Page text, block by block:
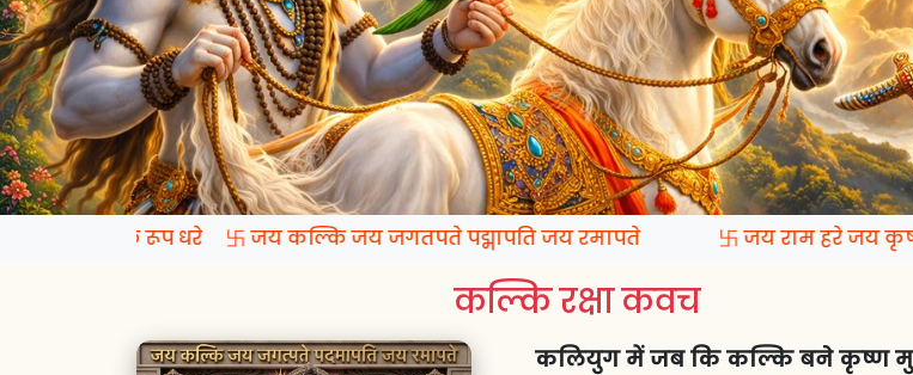
कल्कि रूप धरे 卐 जय कल्कि जय जगतपते पद्मापति जय रमापते 卐 जय राम हरे जय कृष्ण
कल्कि रक्षा कवच
कलियुग में जब कि कल्कि बने कृष्ण